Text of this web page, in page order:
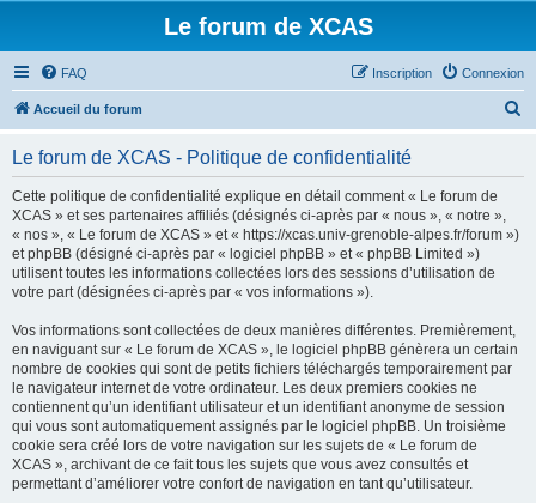
Le forum de XCAS
FAQ Connexion
Inscription
Accueil du forum
Le forum de XCAS - Politique de confidentialité
Cette politique de confidentialité explique en détail comment « Le forum de
XCAS » et ses partenaires affiliés (désignés ci-après par « nous », « notre »,
« nos », « Le forum de XCAS » et « https://xcas.univ-grenoble-alpes.fr/forum »)
et phpBB (désigné ci-après par « logiciel phpBB » et « phpBB Limited »)
utilisent toutes les informations collectées lors des sessions d’utilisation de
votre part (désignées ci-après par « vos informations »).
Vos informations sont collectées de deux manières différentes. Premièrement,
en naviguant sur « Le forum de XCAS », le logiciel phpBB génèrera un certain
nombre de cookies qui sont de petits fichiers téléchargés temporairement par
le navigateur internet de votre ordinateur. Les deux premiers cookies ne
contiennent qu’un identifiant utilisateur et un identifiant anonyme de session
qui vous sont automatiquement assignés par le logiciel phpBB. Un troisième
cookie sera créé lors de votre navigation sur les sujets de « Le forum de
XCAS », archivant de ce fait tous les sujets que vous avez consultés et
permettant d’améliorer votre confort de navigation en tant qu’utilisateur.